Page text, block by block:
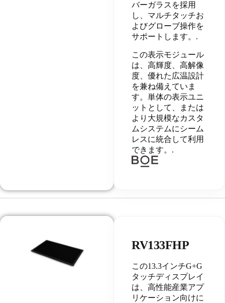
バーガラスを採用
し、マルチタッチお
よびグローブ操作を
サポートします。.
この表示モジュール
は、高輝度、高解像
度、優れた広温設計
を兼ね備えていま
す。単体の表示ユニ
ットとして、または
より大規模なカスタ
ムシステムにシーム
レスに統合して利用
できます。.
RV133FHP
この13.3インチG+G
タッチディスプレイ
は、高性能産業アプ
リケーション向けに